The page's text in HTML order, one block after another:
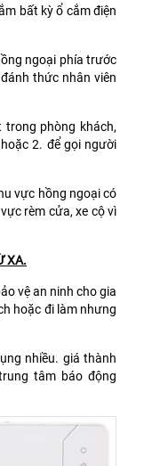
bất kỳ ổ cắm điện
ngoại phía trước
thức nhân viên
phòng khách,
2. để gọi người
vực hồng ngoại có
rèm cửa, xe cộ vì
XA.
vệ an ninh cho gia
hoặc đi làm nhưng
nhiều. giá thành
tâm báo động